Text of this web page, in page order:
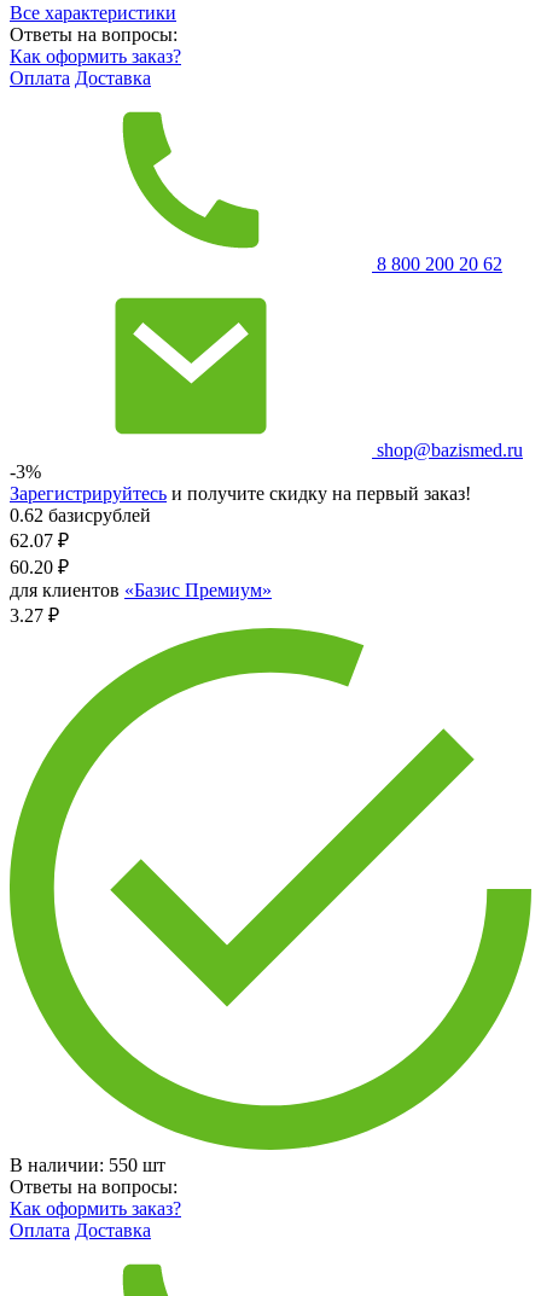
Все характеристики
Ответы на вопросы:
Как оформить заказ?
Оплата Доставка
8 800 200 20 62
shop@bazismed.ru
-3%
Зарегистрируйтесь и получите скидку на первый заказ!
0.62 базисрублей
62.07 ₽
60.20 ₽
для клиентов «Базис Премиум»
3.27 ₽
В наличии: 550 шт
Ответы на вопросы:
Как оформить заказ?
Оплата Доставка